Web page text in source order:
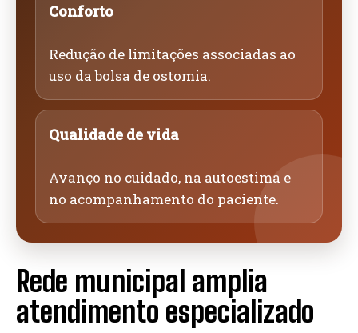
Conforto
Redução de limitações associadas ao
uso da bolsa de ostomia.
Qualidade de vida
Avanço no cuidado, na autoestima e
no acompanhamento do paciente.
Rede municipal amplia
atendimento especializado